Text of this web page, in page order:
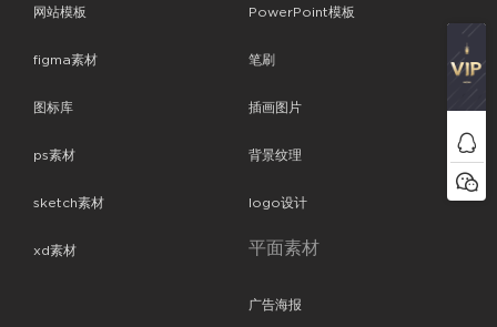
网站模板
figma素材
图标库
ps素材
sketch素材
xd素材
PowerPoint模板
笔刷
插画图片
背景纹理
logo设计
平面素材
广告海报